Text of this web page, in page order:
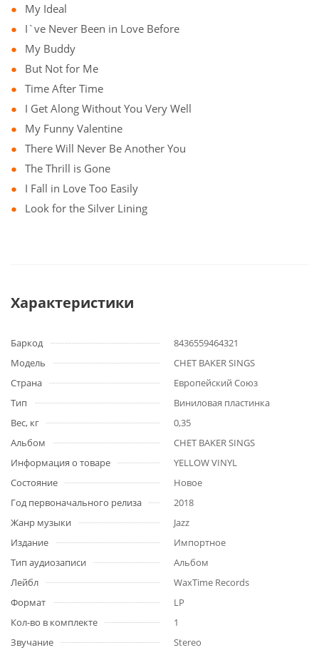
My Ideal
I`ve Never Been in Love Before
My Buddy
But Not for Me
Time After Time
I Get Along Without You Very Well
My Funny Valentine
There Will Never Be Another You
The Thrill is Gone
I Fall in Love Too Easily
Look for the Silver Lining
Характеристики
Баркод
8436559464321
Модель
CHET BAKER SINGS
Страна
Европейский Союз
Тип
Виниловая пластинка
Вес, кг
0,35
Альбом
CHET BAKER SINGS
Информация о товаре
YELLOW VINYL
Состояние
Новое
Год первоначального релиза
2018
Жанр музыки
Jazz
Издание
Импортное
Тип аудиозаписи
Альбом
Лейбл
WaxTime Records
Формат
LP
Кол-во в комплекте
1
Звучание
Stereo